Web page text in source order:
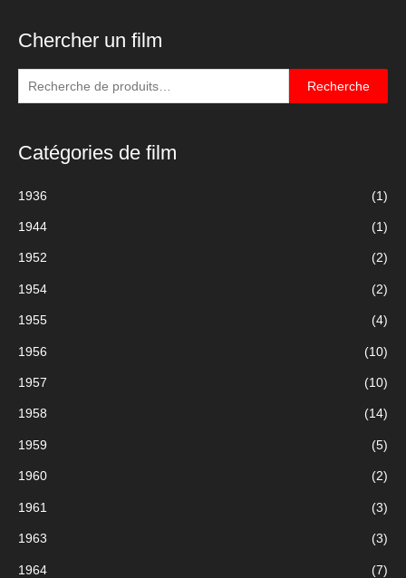
Chercher un film
e
h
r
c
h
o
u
Recherche
Catégories de film
1936 (1)
1944 (1)
1952 (2)
1954 (2)
1955 (4)
1956 (10)
1957 (10)
1958 (14)
1959 (5)
1960 (2)
1961 (3)
1963 (3)
1964 (7)